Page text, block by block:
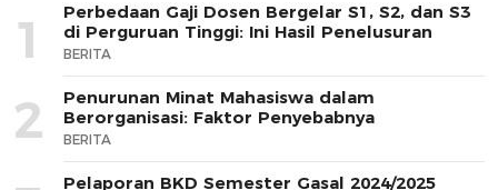
1
Perbedaan Gaji Dosen Bergelar S1, S2, dan S3
di Perguruan Tinggi: Ini Hasil Penelusuran
BERITA
2
Penurunan Minat Mahasiswa dalam
Berorganisasi: Faktor Penyebabnya
BERITA
Pelaporan BKD Semester Gasal 2024/2025